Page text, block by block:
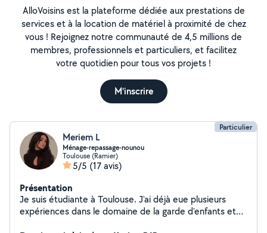
AlloVoisins est la plateforme dédiée aux prestations de
services et à la location de matériel à proximité de chez
vous ! Rejoignez notre communauté de 4,5 millions de
membres, professionnels et particuliers, et facilitez
votre quotidien pour tous vos projets !
M'inscrire
Particulier
Meriem L
Ménage-repassage-nounou
Toulouse (Ramier)
5/5 (17 avis)
Présentation
Je suis étudiante à Toulouse. J'ai déjà eue plusieurs
expériences dans le domaine de la garde d'enfants et